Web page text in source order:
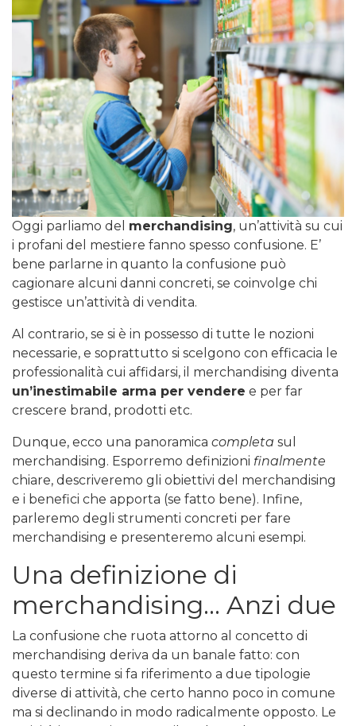
Oggi parliamo del merchandising, un’attività su cui
i profani del mestiere fanno spesso confusione. E’
bene parlarne in quanto la confusione può
cagionare alcuni danni concreti, se coinvolge chi
gestisce un’attività di vendita.
Al contrario, se si è in possesso di tutte le nozioni
necessarie, e soprattutto si scelgono con efficacia le
professionalità cui affidarsi, il merchandising diventa
un’inestimabile arma per vendere e per far
crescere brand, prodotti etc.
Dunque, ecco una panoramica completa sul
merchandising. Esporremo definizioni finalmente
chiare, descriveremo gli obiettivi del merchandising
e i benefici che apporta (se fatto bene). Infine,
parleremo degli strumenti concreti per fare
merchandising e presenteremo alcuni esempi.
Una definizione di
merchandising… Anzi due
La confusione che ruota attorno al concetto di
merchandising deriva da un banale fatto: con
questo termine si fa riferimento a due tipologie
diverse di attività, che certo hanno poco in comune
ma si declinando in modo radicalmente opposto. Le